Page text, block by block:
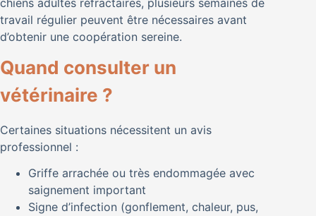
travail régulier peuvent être nécessaires avant
d’obtenir une coopération sereine.
Quand consulter un
vétérinaire ?
Certaines situations nécessitent un avis
professionnel :
Griffe arrachée ou très endommagée avec
saignement important
Signe d’infection (gonflement, chaleur, pus,